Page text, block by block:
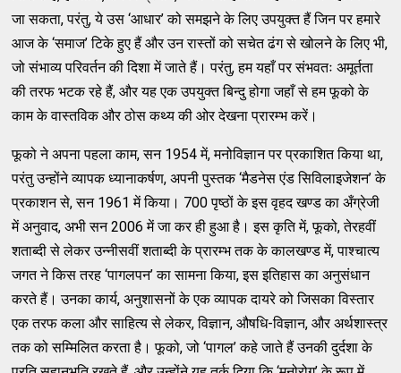
जा सकता, परंतु, ये उस ‘आधार’ को समझने के लिए उपयुक्त हैं जिन पर हमारे
आज के ‘समाज’ टिके हुए हैं और उन रास्तों को सचेत ढंग से खोलने के लिए भी,
जो संभाव्य परिवर्तन की दिशा में जाते हैं। परंतु, हम यहाँ पर संभवतः अमूर्तता
की तरफ भटक रहे हैं, और यह एक उपयुक्त बिन्दु होगा जहाँ से हम फूको के
काम के वास्तविक और ठोस कथ्य की ओर देखना प्रारम्भ करें।
फूको ने अपना पहला काम, सन 1954 में, मनोविज्ञान पर प्रकाशित किया था,
परंतु उन्होंने व्यापक ध्यानाकर्षण, अपनी पुस्तक ‘मैडनेस एंड सिविलाइजेशन’ के
प्रकाशन से, सन 1961 में किया। 700 पृष्ठों के इस वृहद खण्ड का अँग्रेजी
में अनुवाद, अभी सन 2006 में जा कर ही हुआ है। इस कृति में, फूको, तेरहवीं
शताब्दी से लेकर उन्नीसवीं शताब्दी के प्रारम्भ तक के कालखण्ड में, पाश्चात्य
जगत ने किस तरह ‘पागलपन’ का सामना किया, इस इतिहास का अनुसंधान
करते हैं। उनका कार्य, अनुशासनों के एक व्यापक दायरे को जिसका विस्तार
एक तरफ कला और साहित्य से लेकर, विज्ञान, औषधि-विज्ञान, और अर्थशास्त्र
तक को सम्मिलित करता है। फूको, जो ‘पागल’ कहे जाते हैं उनकी दुर्दशा के